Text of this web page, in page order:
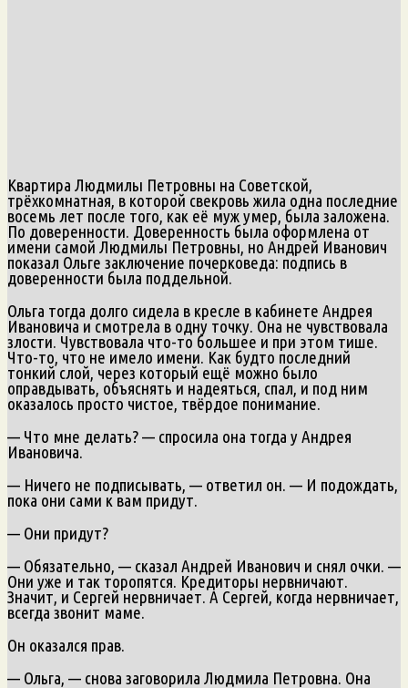
Квартира Людмилы Петровны на Советской,
трёхкомнатная, в которой свекровь жила одна последние
восемь лет после того, как её муж умер, была заложена.
По доверенности. Доверенность была оформлена от
имени самой Людмилы Петровны, но Андрей Иванович
показал Ольге заключение почерковеда: подпись в
доверенности была поддельной.
Ольга тогда долго сидела в кресле в кабинете Андрея
Ивановича и смотрела в одну точку. Она не чувствовала
злости. Чувствовала что-то большее и при этом тише.
Что-то, что не имело имени. Как будто последний
тонкий слой, через который ещё можно было
оправдывать, объяснять и надеяться, спал, и под ним
оказалось просто чистое, твёрдое понимание.
— Что мне делать? — спросила она тогда у Андрея
Ивановича.
— Ничего не подписывать, — ответил он. — И подождать,
пока они сами к вам придут.
— Они придут?
— Обязательно, — сказал Андрей Иванович и снял очки. —
Они уже и так торопятся. Кредиторы нервничают.
Значит, и Сергей нервничает. А Сергей, когда нервничает,
всегда звонит маме.
Он оказался прав.
— Ольга, — снова заговорила Людмила Петровна. Она